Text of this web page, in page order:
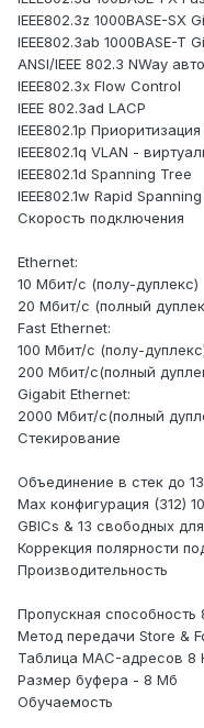
IEEE802.3z 1000BASE-SX
IEEE802.3ab 1000BASE-T
ANSI/IEEE 802.3 NWay
IEEE802.3x Flow Control
IEEE 802.3ad LACP
IEEE802.1p
IEEE802.1q VLAN -
IEEE802.1d Spanning Tree
IEEE802.1w Rapid
Скорость подключения
Ethernet:
10 Мбит/с (полу-дуплекс)
20 Мбит/с (полный
Fast Ethernet:
100 Мбит/с (полу-
200 Мбит/с(полный
Gigabit Ethernet:
2000 Мбит/с(полный
Стекирование
Объединение в стек до
Max конфигурация (312)
GBICs & 13 свободных
Коррекция полярности
Производительность
Пропускная способность
Метод передачи Store &
Таблица MAC-адресов 8
Размер буфера - 8 Мб
Обучаемость